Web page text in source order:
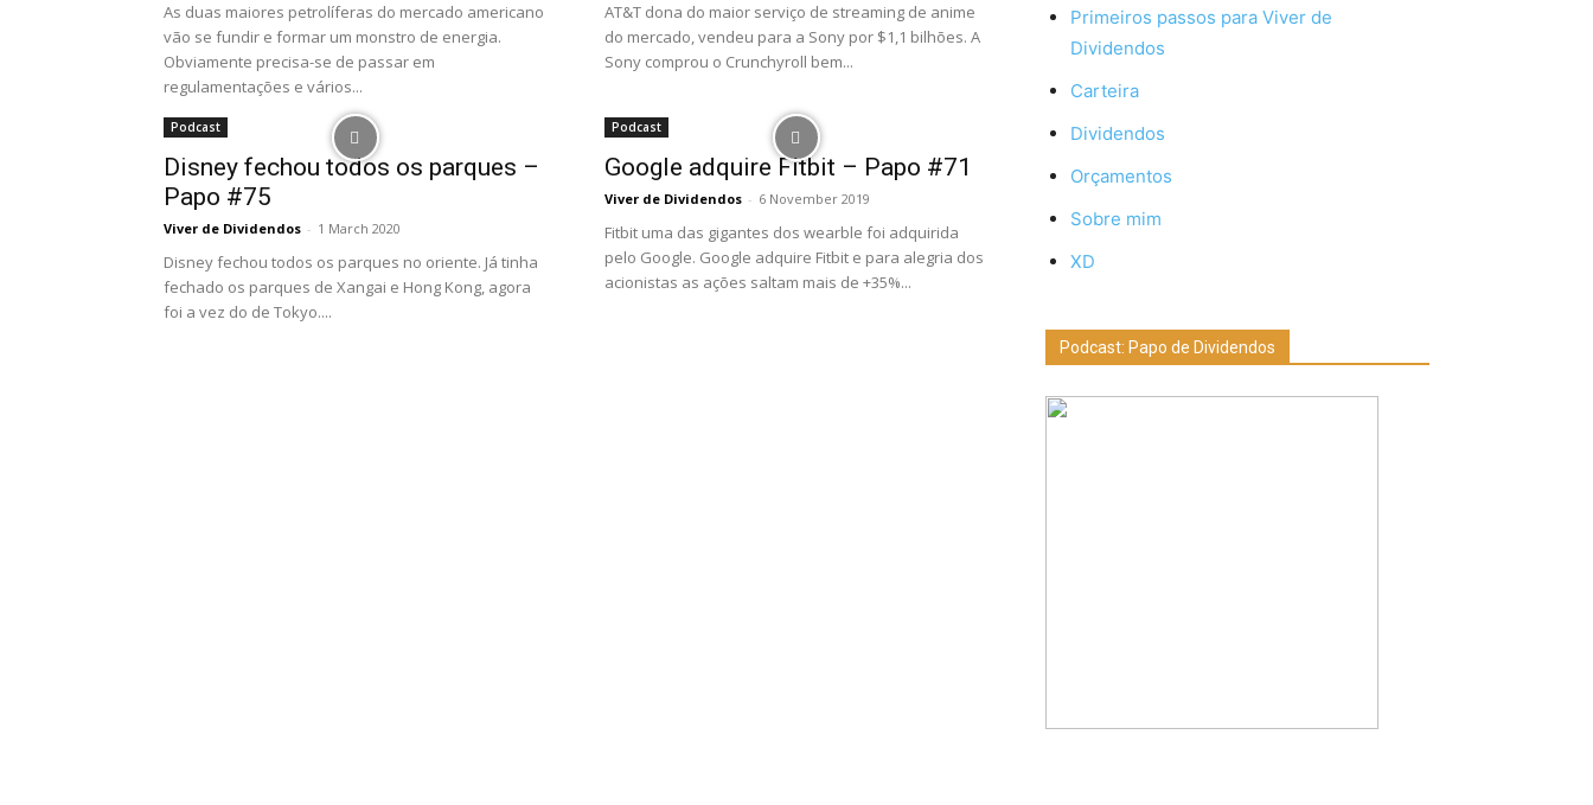
As duas maiores petrolíferas do mercado americano
vão se fundir e formar um monstro de energia.
Obviamente precisa-se de passar em
regulamentações e vários...
AT&T dona do maior serviço de streaming de anime
do mercado, vendeu para a Sony por $1,1 bilhões. A
Sony comprou o Crunchyroll bem...
Podcast
Disney fechou todos os parques –
Papo #75
Viver de Dividendos - 1 March 2020
Disney fechou todos os parques no oriente. Já tinha
fechado os parques de Xangai e Hong Kong, agora
foi a vez do de Tokyo....
Podcast
Google adquire Fitbit – Papo #71
Viver de Dividendos - 6 November 2019
Fitbit uma das gigantes dos wearble foi adquirida
pelo Google. Google adquire Fitbit e para alegria dos
acionistas as ações saltam mais de +35%...
Primeiros passos para Viver de
Dividendos
Carteira
Dividendos
Orçamentos
Sobre mim
XD
Podcast: Papo de Dividendos